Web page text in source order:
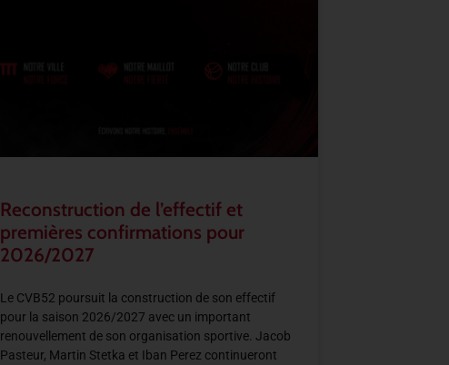
Reconstruction de l’effectif et
premières confirmations pour
2026/2027
Le CVB52 poursuit la construction de son effectif
pour la saison 2026/2027 avec un important
renouvellement de son organisation sportive. Jacob
Pasteur, Martin Stetka et Iban Perez continueront